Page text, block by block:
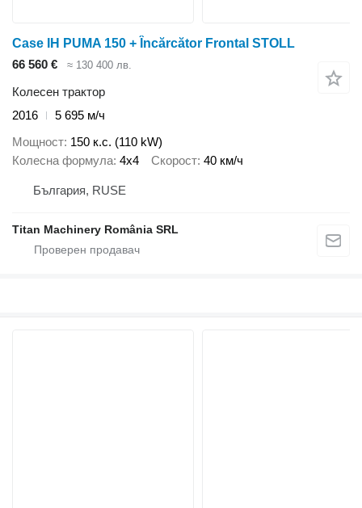
Case IH PUMA 150 + Încărcător Frontal STOLL
66 560 €
≈ 130 400 лв.
Колесен трактор
2016
5 695 м/ч
Мощност 150 к.с. (110 kW)
Колесна формула 4x4 Скорост 40 км/ч
България, RUSE
Titan Machinery România SRL